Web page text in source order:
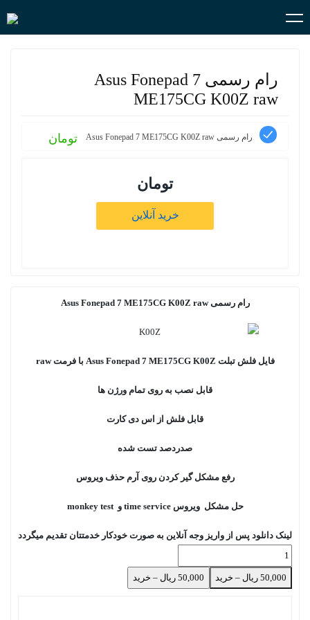
رام رسمی Asus Fonepad 7
ME175CG K00Z raw
رام رسمی Asus Fonepad 7 ME175CG K00Z raw تومان
تومان
خرید آنلاین
رام رسمی Asus Fonepad 7 ME175CG K00Z raw
فایل فلش تبلت Asus Fonepad 7 ME175CG K00Z با فرمت raw
قابل نصب به روی تمام ورژن ها
قابل فلش از اس دی کارت
صدردصد تست شده
رفع مشکل گیر کردن روی آرم حذف ویروس
حل مشکل ویروس time service و monkey test
لینک دانلود پس از واریز وجه آنلاین به صورت خودکار خدمتتان تقدیم میگردد
50,000 ریال – خرید